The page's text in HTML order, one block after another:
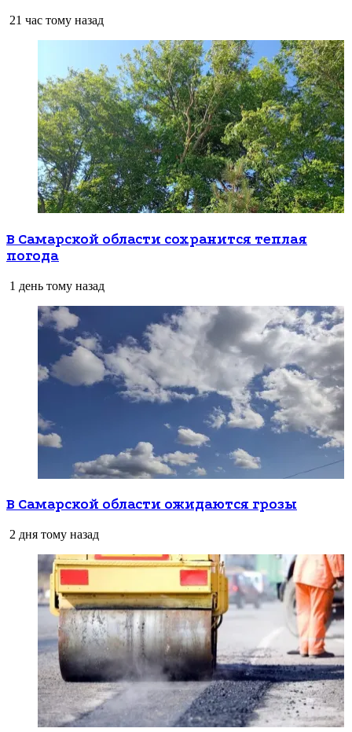
21 час тому назад
В Самарской области сохранится теплая
погода
1 день тому назад
В Самарской области ожидаются грозы
2 дня тому назад